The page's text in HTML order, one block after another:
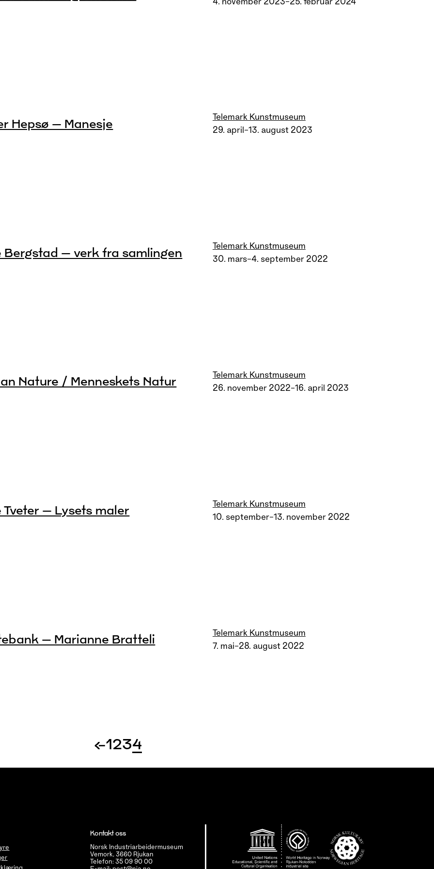
Hepsø – Manesje
Telemark Kunstmuseum
29. april–13. august 2023
Bergstad – verk fra samlingen
Telemark Kunstmuseum
30. mars–4. september 2022
Nature / Menneskets Natur
Telemark Kunstmuseum
26. november 2022–16. april 2023
Tveter – Lysets maler
Telemark Kunstmuseum
10. september–13. november 2022
– Marianne Bratteli
Telemark Kunstmuseum
7. mai–28. august 2022
←1234
Kontakt oss
Norsk Industriarbeidermuseum
Vemork, 3660 Rjukan
Telefon: 35 09 90 00